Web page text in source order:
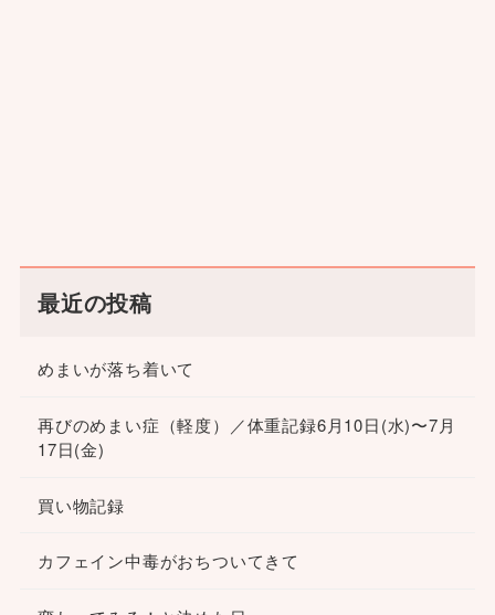
最近の投稿
めまいが落ち着いて
再びのめまい症（軽度）／体重記録6月10日(水)〜7月
17日(金)
買い物記録
カフェイン中毒がおちついてきて